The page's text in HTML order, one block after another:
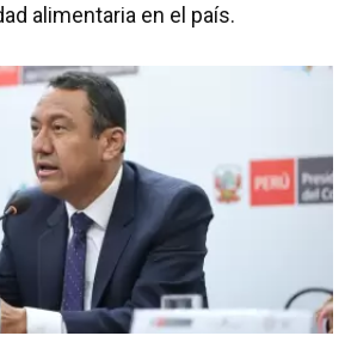
alimentaria en el país.